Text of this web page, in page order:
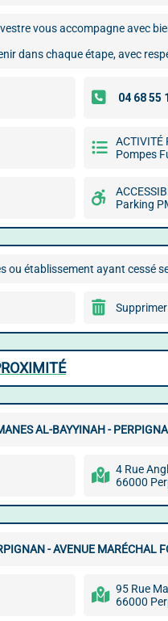
vous accompagne avec
dans chaque étape, avec
ACTIVITÉ
Pompes
Parking
ou établissement ayant cessé
AL-BAYYINAH -
4 Rue
66000
- AVENUE MARÉCHAL
95 Rue
66000